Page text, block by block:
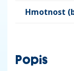
Hmotnost
Popis